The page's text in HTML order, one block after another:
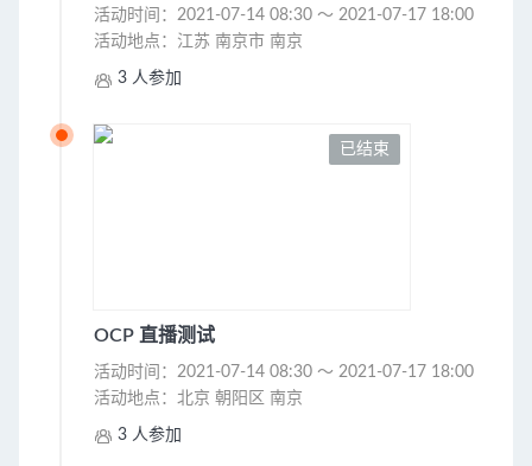
活动时间：2021-07-14 08:30 ～ 2021-07-17 18:00
活动地点：江苏 南京市 南京
 3 人参加
已结束
OCP 直播测试
活动时间：2021-07-14 08:30 ～ 2021-07-17 18:00
活动地点：北京 朝阳区 南京
 3 人参加